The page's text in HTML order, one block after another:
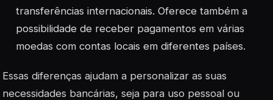
transferências internacionais. Oferece também a
possibilidade de receber pagamentos em várias
moedas com contas locais em diferentes países.
Essas diferenças ajudam a personalizar as suas
necessidades bancárias, seja para uso pessoal ou